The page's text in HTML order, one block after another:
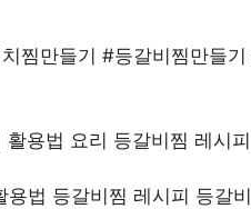
찜만들기 #등갈비찜만들
법 등갈비찜 레시피 등갈